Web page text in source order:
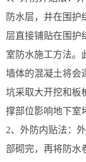
防水层，并在围护
层直接铺贴在围护
室防水施工方法。
墙体的混凝土将会
坑采取大开挖和板
撑部位影响地下室
2、外防内贴法：
部砌完，再将防水